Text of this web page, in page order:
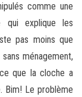
comme une
qui explique les
pas moins que
ménagement,
que la cloche a
Bim! Le problème